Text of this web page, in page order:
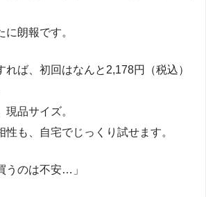
朗報です。
れば、初回はなんと2,178円（税込）
現品サイズ。
も、自宅でじっくり試せます。
うのは不安…」